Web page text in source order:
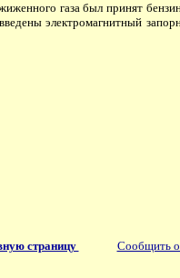
газа был принят
электромагнитный
страницу Сообщить